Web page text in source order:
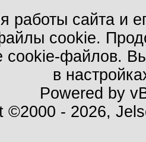
работы сайта и
cookie.
cookie-файлов.
в
Powered by
©2000 - 2026,